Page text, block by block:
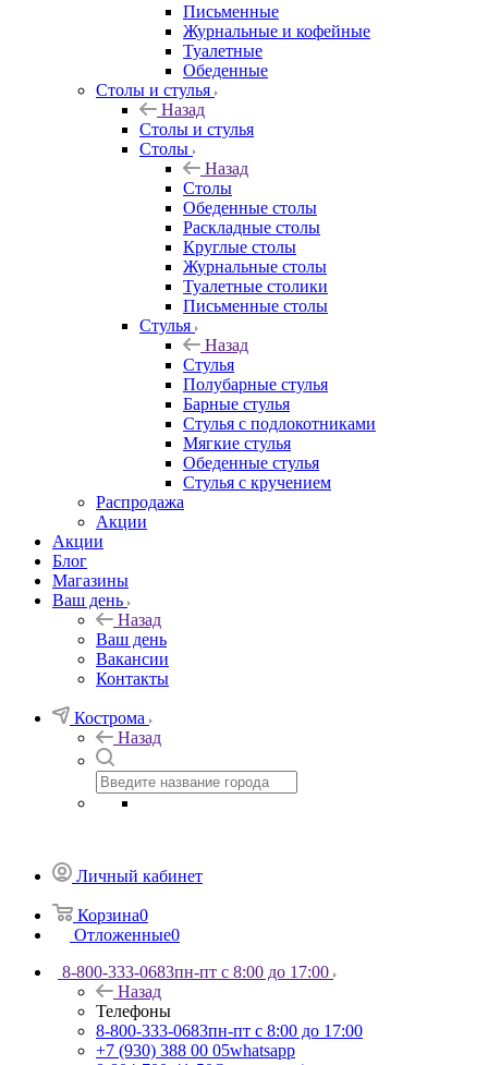
Письменные
Журнальные и кофейные
Туалетные
Обеденные
Столы и стулья
Назад
Столы и стулья
Столы
Назад
Столы
Обеденные столы
Раскладные столы
Круглые столы
Журнальные столы
Туалетные столики
Письменные столы
Стулья
Назад
Стулья
Полубарные стулья
Барные стулья
Стулья с подлокотниками
Мягкие стулья
Обеденные стулья
Стулья с кручением
Распродажа
Акции
Акции
Блог
Магазины
Ваш день
Назад
Ваш день
Вакансии
Контакты
Кострома
Назад
Личный кабинет
Корзина0
Отложенные0
8-800-333-0683пн-пт с 8:00 до 17:00
Назад
Телефоны
8-800-333-0683пн-пт с 8:00 до 17:00
+7 (930) 388 00 05whatsapp